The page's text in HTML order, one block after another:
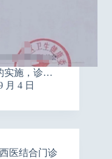
实施，诊…
月 4 日
医结合门诊